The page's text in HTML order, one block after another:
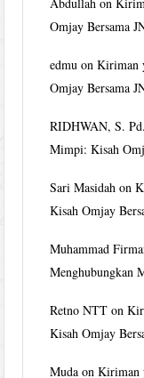
Omjay Bersama
edmu onKiriman
Omjay Bersama
RIDHWAN, S. Pd.
Mimpi: Kisah
Sari Masidah on
Kisah Omjay
Muhammad
Menghubungkan
Retno NTT on
Kisah Omjay
Muda onKiriman